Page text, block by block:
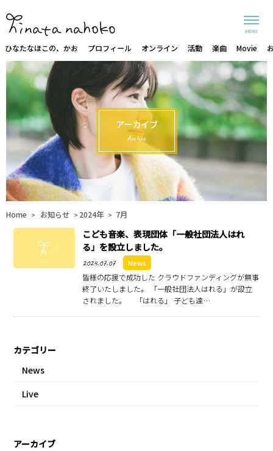
ひなたなほこの、かお プロフィール オンライン 活動 楽曲 Movie
アーカイブ
Archive
MENU
Home > お知らせ > 2024年 > 7月
こども音楽、表現団体「一般社団法人はれ
る」を設立しました。
2024.07.07 News
皆様の応援で成功した クラウドファンディングが無事
終了いたしました。 「一般社団法人はれる」が設立
されました。 「はれる」 子ども達…
カテゴリー
News
Live
アーカイブ